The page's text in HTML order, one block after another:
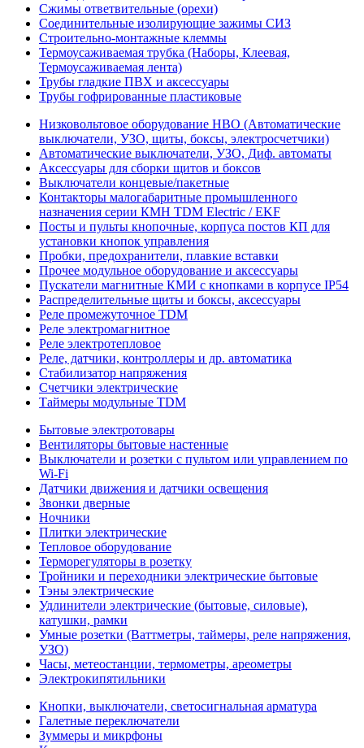
Сжимы ответвительные (орехи)
Соединительные изолирующие зажимы СИЗ
Строительно-монтажные клеммы
Термоусаживаемая трубка (Наборы, Клеевая,
Термоусаживаемая лента)
Трубы гладкие ПВХ и аксессуары
Трубы гофрированные пластиковые
Низковольтовое оборудование НВО (Автоматические
выключатели, УЗО, щиты, боксы, электросчетчики)
Автоматические выключатели, УЗО, Диф. автоматы
Аксессуары для сборки щитов и боксов
Выключатели концевые/пакетные
Контакторы малогабаритные промышленного
назначения серии КМН TDM Electric / EKF
Посты и пульты кнопочные, корпуса постов КП для
установки кнопок управления
Пробки, предохранители, плавкие вставки
Прочее модульное оборудование и аксессуары
Пускатели магнитные КМИ с кнопками в корпусе IP54
Распределительные щиты и боксы, аксессуары
Реле промежуточное TDM
Реле электромагнитное
Реле электротепловое
Реле, датчики, контроллеры и др. автоматика
Стабилизатор напряжения
Счетчики электрические
Таймеры модульные TDM
Бытовые электротовары
Вентиляторы бытовые настенные
Выключатели и розетки с пультом или управлением по
Wi-Fi
Датчики движения и датчики освещения
Звонки дверные
Ночники
Плитки электрические
Тепловое оборудование
Терморегуляторы в розетку
Тройники и переходники электрические бытовые
Тэны электрические
Удлинители электрические (бытовые, силовые),
катушки, рамки
Умные розетки (Ваттметры, таймеры, реле напряжения,
УЗО)
Часы, метеостанции, термометры, ареометры
Электрокипятильники
Кнопки, выключатели, светосигнальная арматура
Галетные переключатели
Зуммеры и микрфоны